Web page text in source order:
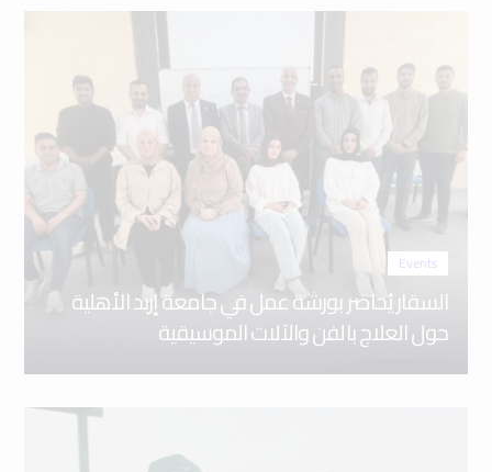
Events
السقار يُحاضر بورشة عمل في جامعة إربد الأهلية
حول العلاج بالفن والآلات الموسيقية